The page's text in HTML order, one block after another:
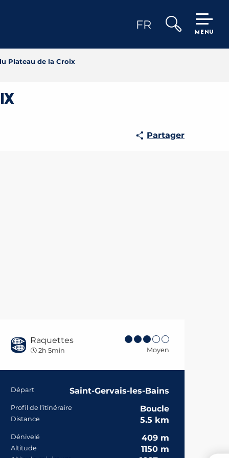
FR
MENU
Plateau de la Croix
Partager
Raquettes
2h 5min Moyen
Informations
Départ Saint-Gervais-les-Bains
Profil de l’itinéraire Boucle
Distance 5.5 km
Dénivelé 409 m
Altitude 1150 m